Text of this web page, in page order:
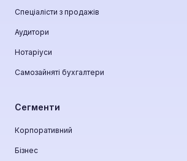
Спеціалісти з продажів
Аудитори
Нотаріуси
Самозайняті бухгалтери
Сегменти
Корпоративний
Бізнес